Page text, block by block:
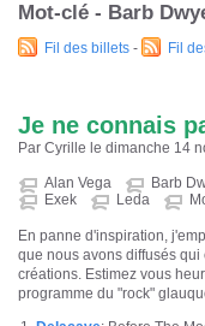
Mot-clé - Barb
Fil des billets -
Fil
Je ne connais
Par Cyrille le dimanche 14
Alan Vega Barb
Exek
Leda
En panne d'inspiration,
que nous avons diffusés
créations. Estimez vous
programme du "rock"